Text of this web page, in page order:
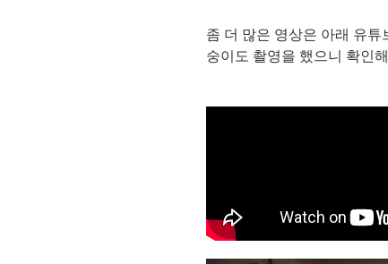
좀 더 많은 영상은 아래 유튜
숭이도 촬영을 했으니 확인